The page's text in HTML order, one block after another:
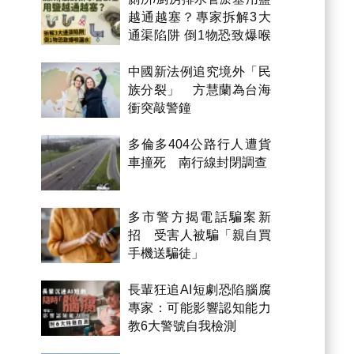
越通越塞？專家拆解3大
通渠陷阱 倒1物恐致爆喉
中國新法例追究境外「民
族分裂」 方慧蘭為台海
衝突敲警鐘
多倫多404公路行人遭貨
車撞死 南行線封閉調查
多市警方揭電話騙案新
招 受害人被騙「親自買
手機送騙徒」
長輩狂追AI短劇恐陷腦腐
專家：可能影響認知能力
教6大警號自我檢測